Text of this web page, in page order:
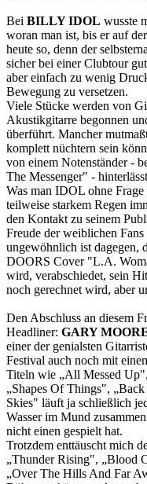
Bei BILLY IDOL wusste
woran man ist, bis er auf
heute so, denn der
sicher bei einer Clubtour
aber einfach zu wenig
Bewegung zu versetzen.
Viele Stücke werden von
Akustikgitarre begonnen
überführt. Mancher
komplett nüchtern sein
von einem Notenständer -
The Messenger" -
Was man IDOL ohne Frage
teilweise starkem Regen
den Kontakt zu seinem
Freude der weiblichen
ungewöhnlich ist dagegen,
DOORS Cover "L.A.
wird, verabschiedet, sein
noch gerechnet wird, aber
Den Abschluss an diesem
Headliner: GARY
einer der genialsten
Festival auch noch mit
Titeln wie „All Messed
„Shapes Of Things",
Skies" läuft ja schließlich
Wasser im Mund
nicht einen gespielt hat.
Trotzdem enttäuscht mich
„Thunder Rising", „Blood
„Over The Hills And Far